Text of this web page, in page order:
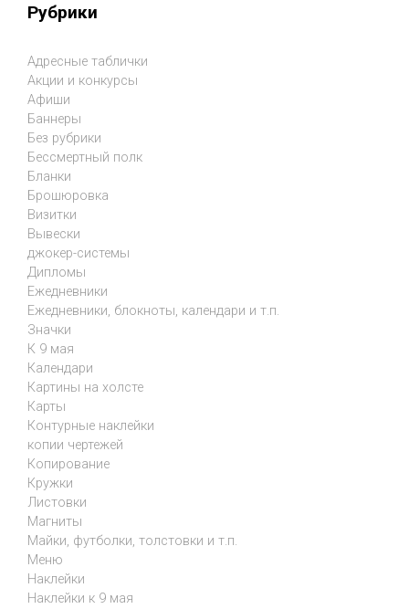
Рубрики
Адресные таблички
Акции и конкурсы
Афиши
Баннеры
Без рубрики
Бессмертный полк
Бланки
Брошюровка
Визитки
Вывески
джокер-системы
Дипломы
Ежедневники
Ежедневники, блокноты, календари и т.п.
Значки
К 9 мая
Календари
Картины на холсте
Карты
Контурные наклейки
копии чертежей
Копирование
Кружки
Листовки
Магниты
Майки, футболки, толстовки и т.п.
Меню
Наклейки
Наклейки к 9 мая